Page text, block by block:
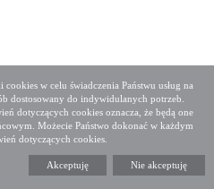
w celu świadczenia Państwu usług na
dostosowany do indywidulanych potrzeb.
dotyczących cookies oznacza, że będą one
Możecie Państwo dokonać w każdym
dotyczących cookies.
Akceptuję Nie akceptuję